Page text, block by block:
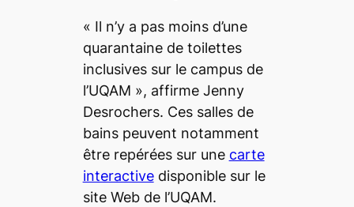
« Il n’y a pas moins d’une
quarantaine de toilettes
inclusives sur le campus de
l’UQAM », affirme Jenny
Desrochers. Ces salles de
bains peuvent notamment
être repérées sur une carte
interactivedisponible sur le
site Web de l’UQAM.